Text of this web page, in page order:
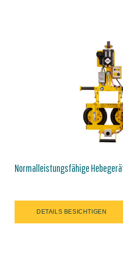
Normalleistungsfähige
DETAILS BESICHTIGEN